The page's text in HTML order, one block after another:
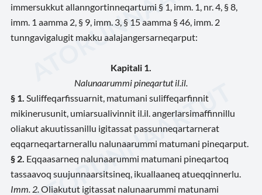
immersukkut allanngortinneqartumi § 1, imm. 1, nr. 4, § 8,
imm. 1 aamma 2, § 9, imm. 3, § 15 aamma § 46, imm. 2
tunngavigalugit makku aalajangersarneqarput:
Kapitali 1.
Nalunaarummi pineqartut il.il.
§ 1. Suliffeqarfissuarnit, matumani suliffeqarfinnit
mikinerusunit, umiarsualivinnit il.il. angerlarsimaffinnillu
oliakut akuutissanillu igitassat passunneqartarnerat
eqqarneqartarnerallu nalunaarummi matumani pineqarput.
§ 2. Eqqaasarneq nalunaarummi matumani pineqartoq
tassaavoq suujunnaarsitsineq, ikuallaaneq atueqqinnerlu.
Imm. 2. Oliakutut igitassat nalunaarummi matunami